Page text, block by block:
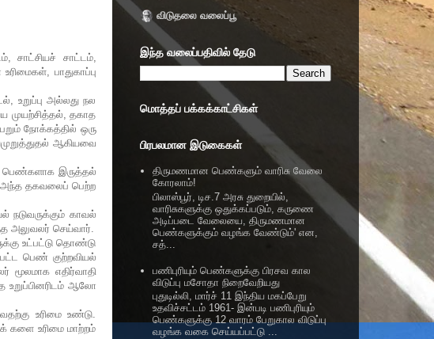
சாட்சியச் சாட்டம்,
பாதுகாப்பு
உறுப்பு அல்லது நல
முயற்சித்தல், தகாத
நோக்கத்தில் ஒரு
ஆகியவை
பெண்களாக இருத்தல்
அந்த தகவலைப் பெற்ற
நடுவருக்கும் காவல்
அலுவலர் செய்வார்.
உட்பட்டு தொண்டு
பெண் குற்றவியல்
மூலமாக எதிர்வாதி
உறுப்பினரிடம் ஆலோ
உரிமை உண்டு.
களை உரிமை மாற்றம்
விடுதலை வலைப்பூ
இந்த வலைப்பதிவில் தேடு
மொத்தப் பக்கக்காட்சிகள்
பிரபலமான இடுகைகள்
திருமணமான பெண்களும் வாரிசு வேலை
கோரலாம்!
பிலாஸ்பூர், டிச.7 அரசு துறையில்,
வாரிசுகளுக்கு ஒதுக்கப்படும், கருணை
அடிப்படை வேலையை, திருமணமான
பெண்களுக்கும் வழங்க வேண்டும்' என,
சத்...
பணிபுரியும் பெண்களுக்கு பிரசவ கால
விடுப்பு மசோதா நிறைவேறியது
புதுடில்லி, மார்ச் 11 இந்திய மகப்பேறு
உதவிச்சட்டம் 1961- இன்படி பணிபுரியும்
பெண்களுக்கு 12 வாரம் பேறுகால விடுப்பு
வழங்க வகை செய்யப்பட்டு ...